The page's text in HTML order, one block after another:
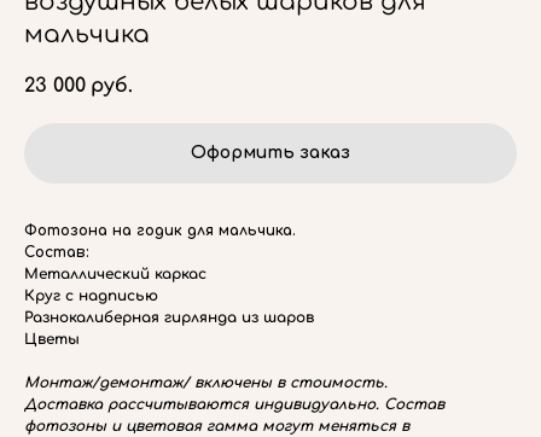
мальчика
23 000 руб.
Оформить заказ
Фотозона на годик для мальчика.
Состав:
Металлический каркас
Круг с надписью
Разнокалиберная гирлянда из шаров
Цветы
Монтаж/демонтаж/ включены в стоимость.
Доставка рассчитываются индивидуально. Состав
фотозоны и цветовая гамма могут меняться в